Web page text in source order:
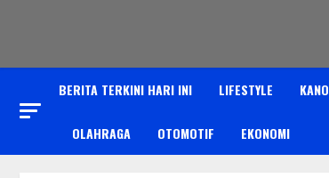
BERITA TERKINI HARI INI LIFESTYLE
OLAHRAGA OTOMOTIF EKONOMI